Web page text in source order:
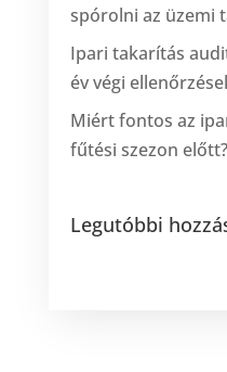
spórolni az üzemi
Ipari takarítás
év végi
Miért fontos az
fűtési szezon előtt?
Legutóbbi